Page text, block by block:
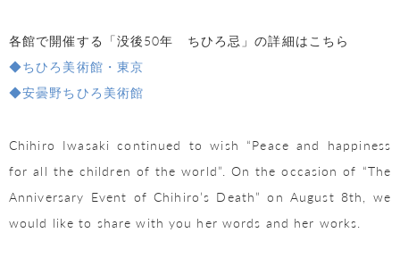
各館で開催する「没後50年 ちひろ忌」の詳細はこちら
◆ちひろ美術館・東京
◆安曇野ちひろ美術館
Chihiro Iwasaki continued to wish “Peace and happiness
for all the children of the world”. On the occasion of “The
Anniversary Event of Chihiro’s Death” on August 8th, we
would like to share with you her words and her works.